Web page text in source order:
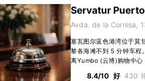
Servatur
Avda. de la Cornisa,
塞瓦图尔蓝色港湾位于莫
黎各海滩不到 5 分钟车程
离Yumbo (云博)购物中
8.4/10 好 430